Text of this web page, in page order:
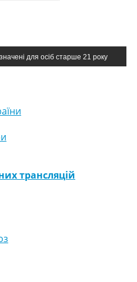
для осіб старше 21 року
трансляцій